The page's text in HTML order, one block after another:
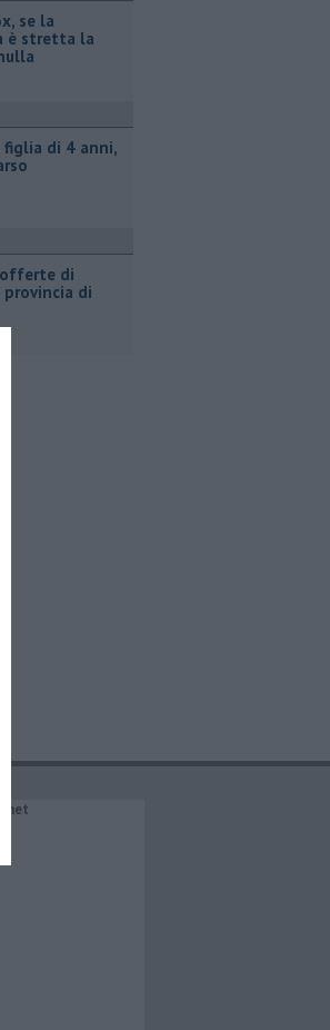
se la
è stretta la
figlia di 4 anni,
di
di